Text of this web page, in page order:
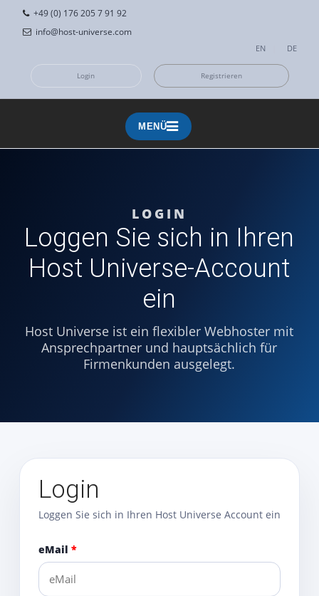
+49 (0) 176 205 7 91 92
info@host-universe.com
EN DE
Login Registrieren
MENÜ
MENÜ
LOGIN
Loggen Sie sich in Ihren
Host Universe-Account
ein
Host Universe ist ein flexibler Webhoster mit
Ansprechpartner und hauptsächlich für
Firmenkunden ausgelegt.
Login
Loggen Sie sich in Ihren Host Universe Account ein
eMail